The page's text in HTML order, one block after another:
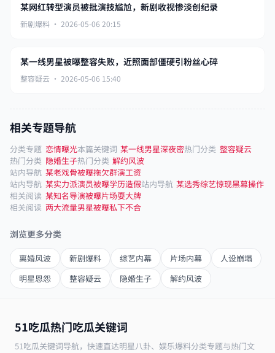
某网红转型演员被批演技尴尬，新剧收视惨淡创纪录
新剧爆料 · 2026-05-06 20:15
某一线男星被曝整容失败，近照面部僵硬引粉丝心碎
整容疑云 · 2026-05-06 15:40
相关专题导航
分类专题 恋情曝光本篇关键词 某一线男星深夜密热门分类 整容疑云
热门分类 隐婚生子热门分类 解约风波
站内导航 某老戏骨被曝拖欠群演工资
站内导航 某实力派演员被曝学历造假站内导航 某选秀综艺惊现黑幕操作
相关阅读 某知名导演被曝片场耍大牌
相关阅读 两大流量男星被曝私下不合
浏览更多分类
离婚风波 新剧爆料 综艺内幕 片场内幕
人设崩塌
明星恩怨
整容疑云 隐婚生子 解约风波
51吃瓜热门吃瓜关键词
51吃瓜关键词导航，快速直达明星八卦、娱乐爆料分类专题与热门文